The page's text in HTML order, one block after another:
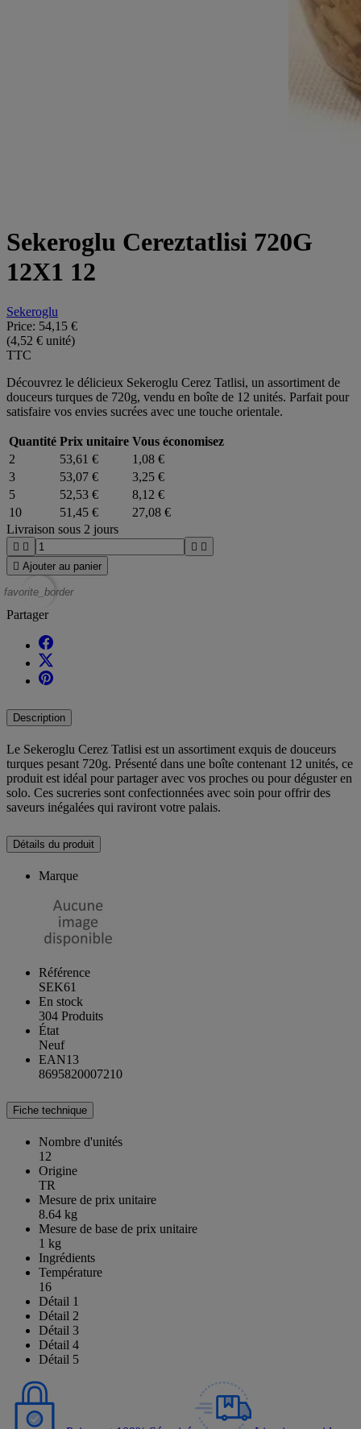
Sekeroglu Cereztatlisi 720G
12X1 12
Sekeroglu
Price: 54,15 €
(4,52 € unité)
TTC
Découvrez le délicieux Sekeroglu Cerez Tatlisi, un assortiment de
douceurs turques de 720g, vendu en boîte de 12 unités. Parfait pour
satisfaire vos envies sucrées avec une touche orientale.
Quantité Prix unitaire Vous économisez
2
53,61 €
1,08 €
3
53,07 €
3,25 €
5
52,53 €
8,12 €
10
51,45 €
27,08 €
Livraison sous 2 jours
   
 Ajouter au panier
favorite_border
Partager
Description
Le Sekeroglu Cerez Tatlisi est un assortiment exquis de douceurs
turques pesant 720g. Présenté dans une boîte contenant 12 unités, ce
produit est idéal pour partager avec vos proches ou pour déguster en
solo. Ces sucreries sont confectionnées avec soin pour offrir des
saveurs inégalées qui raviront votre palais.
Détails du produit
Marque
Référence
SEK61
En stock
304 Produits
État
Neuf
EAN13
8695820007210
Fiche technique
Nombre d'unités
12
Origine
TR
Mesure de prix unitaire
8.64 kg
Mesure de base de prix unitaire
1 kg
Ingrédients
Température
16
Détail 1
Détail 2
Détail 3
Détail 4
Détail 5